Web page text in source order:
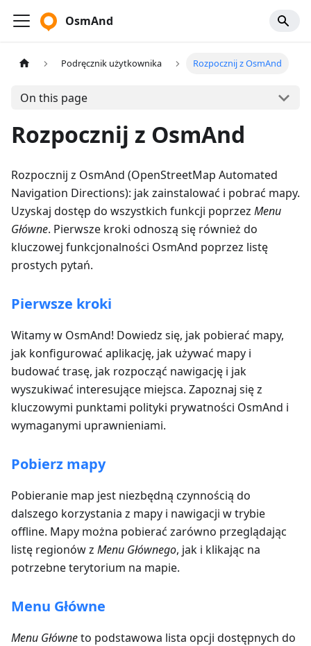
OsmAnd
Podręcznik użytkownika Rozpocznij z OsmAnd
On this page
Rozpocznij z OsmAnd
Rozpocznij z OsmAnd (OpenStreetMap Automated
Navigation Directions): jak zainstalować i pobrać mapy.
Uzyskaj dostęp do wszystkich funkcji poprzez Menu
Główne. Pierwsze kroki odnoszą się również do
kluczowej funkcjonalności OsmAnd poprzez listę
prostych pytań.
Pierwsze kroki
Witamy w OsmAnd! Dowiedz się, jak pobierać mapy,
jak konfigurować aplikację, jak używać mapy i
budować trasę, jak rozpocząć nawigację i jak
wyszukiwać interesujące miejsca. Zapoznaj się z
kluczowymi punktami polityki prywatności OsmAnd i
wymaganymi uprawnieniami.
Pobierz mapy
Pobieranie map jest niezbędną czynnością do
dalszego korzystania z mapy i nawigacji w trybie
offline. Mapy można pobierać zarówno przeglądając
listę regionów z Menu Głównego, jak i klikając na
potrzebne terytorium na mapie.
Menu Główne
Menu Główneto podstawowa lista opcji dostępnych do